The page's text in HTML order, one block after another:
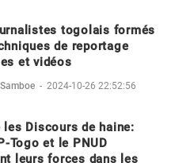
togolais formés
de reportage
et vidéos
- 2024-10-26 22:52:56
les Discours de haine:
Togo et le PNUD
leurs forces dans les